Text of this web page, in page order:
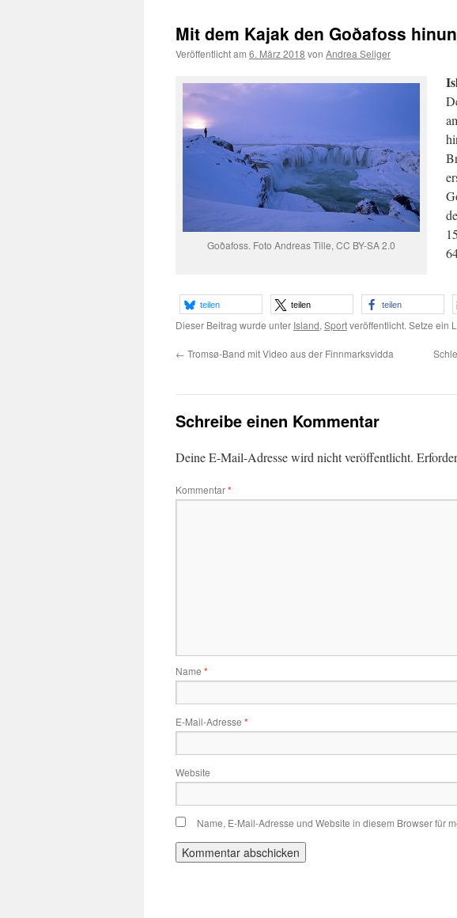
Mit dem Kajak den Goðafoss
Veröffentlicht am 6. März 2018 von Andrea Seliger
Goðafoss. Foto Andreas Tille, CC BY-SA 2.0
teilen teilen teilen
Dieser Beitrag wurde unter Island, Sportveröffentlicht. Setze ein
← Tromsø-Band mit Video aus der Finnmarksvidda
Schreibe einen Kommentar
Deine E-Mail-Adresse wird nicht veröffentlicht.
Kommentar*
Name *
E-Mail-Adresse *
Website
Name, E-Mail-Adresse und Website in diesem Browser für